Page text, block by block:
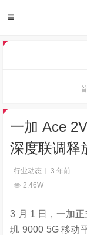
一加 Ace
深度联调释
行业动态
3 年前
2.46W
3 月 1 日，一加
玑 9000 5G 移动